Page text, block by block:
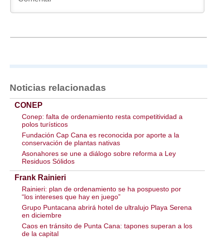
Noticias relacionadas
CONEP
Conep: falta de ordenamiento resta competitividad a
polos turísticos
Fundación Cap Cana es reconocida por aporte a la
conservación de plantas nativas
Asonahores se une a diálogo sobre reforma a Ley
Residuos Sólidos
Frank Rainieri
Rainieri: plan de ordenamiento se ha pospuesto por
“los intereses que hay en juego”
Grupo Puntacana abrirá hotel de ultralujo Playa Serena
en diciembre
Caos en tránsito de Punta Cana: tapones superan a los
de la capital